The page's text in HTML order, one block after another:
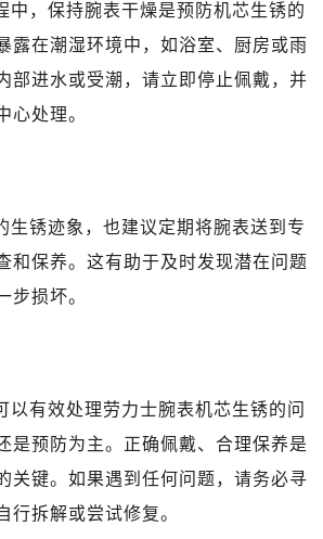
中，保持腕表干燥是预防机芯生锈的
露在潮湿环境中，如浴室、厨房或雨
部进水或受潮，请立即停止佩戴，并
心处理。
生锈迹象，也建议定期将腕表送到专
和保养。这有助于及时发现潜在问题
步损坏。
以有效处理劳力士腕表机芯生锈的问
是预防为主。正确佩戴、合理保养是
关键。如果遇到任何问题，请务必寻
行拆解或尝试修复。